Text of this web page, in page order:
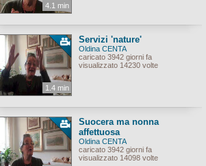
4.1 min
1.4 min
Servizi 'nature'
Oldina CENTA
caricato 3942 giorni fa
visualizzato 14230 volte
Suocera ma nonna
affettuosa
Oldina CENTA
caricato 3942 giorni fa
visualizzato 14098 volte